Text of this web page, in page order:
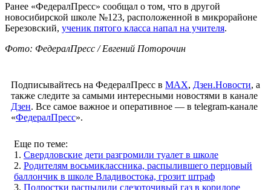
Ранее «ФедералПресс» сообщал о том, что в другой
новосибирской школе №123, расположенной в микрорайоне
Березовский, ученик пятого класса напал на учителя.
Фото: ФедералПресс / Евгений Поторочин
Подписывайтесь на ФедералПресс в МАХ, Дзен.Новости, а
также следите за самыми интересными новостями в канале
Дзен. Все самое важное и оперативное — в telegram-канале
«ФедералПресс».
Еще по теме:
1. Свердловские дети разгромили туалет в школе
2. Родителям восьмиклассника, распылившего перцовый
баллончик в школе Владивостока, грозит штраф
3. Подростки распылили слезоточивый газ в коридоре